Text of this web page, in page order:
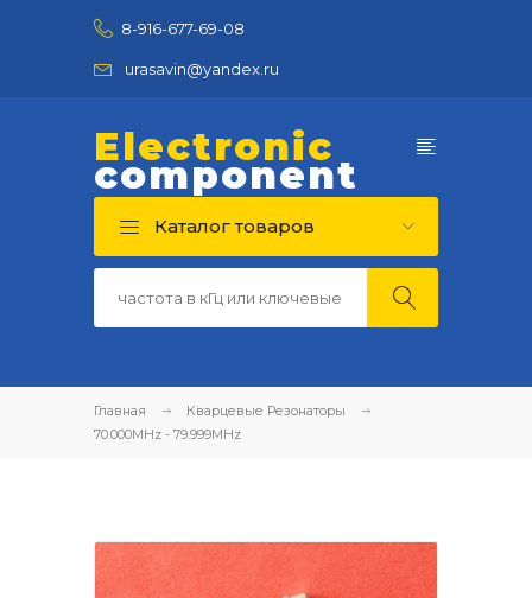
8-916-677-69-08
urasavin@yandex.ru
Electronic
component
Каталог товаров
Главная
Кварцевые Резонаторы
70.000MHz - 79.999MHz